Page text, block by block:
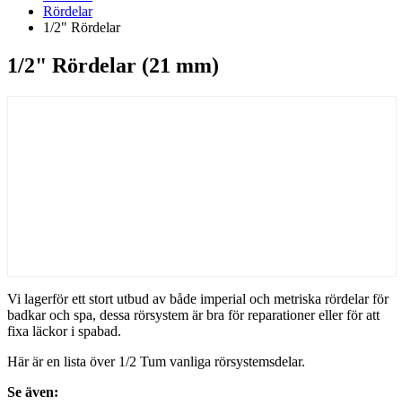
Rördelar
1/2" Rördelar
1/2" Rördelar (21 mm)
Vi lagerför ett stort utbud av både imperial och metriska rördelar för
badkar och spa, dessa rörsystem är bra för reparationer eller för att
fixa läckor i spabad.
Här är en lista över 1/2 Tum vanliga rörsystemsdelar.
Se även: